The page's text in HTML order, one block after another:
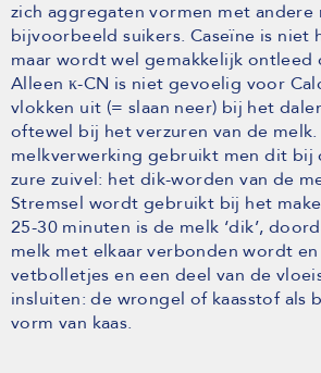
zich aggregaten vormen met andere
bijvoorbeeld suikers. Caseïne is niet
maar wordt wel gemakkelijk ontleed
Alleen κ-CN is niet gevoelig voor
vlokken uit (= slaan neer) bij het
oftewel bij het verzuren van de
melkverwerking gebruikt men dit bij
zure zuivel: het dik-worden van de
Stremsel wordt gebruikt bij het
25-30 minuten is de melk ‘dik’,
melk met elkaar verbonden wordt
vetbolletjes en een deel van de
insluiten: de wrongel of kaasstof als
vorm van kaas.